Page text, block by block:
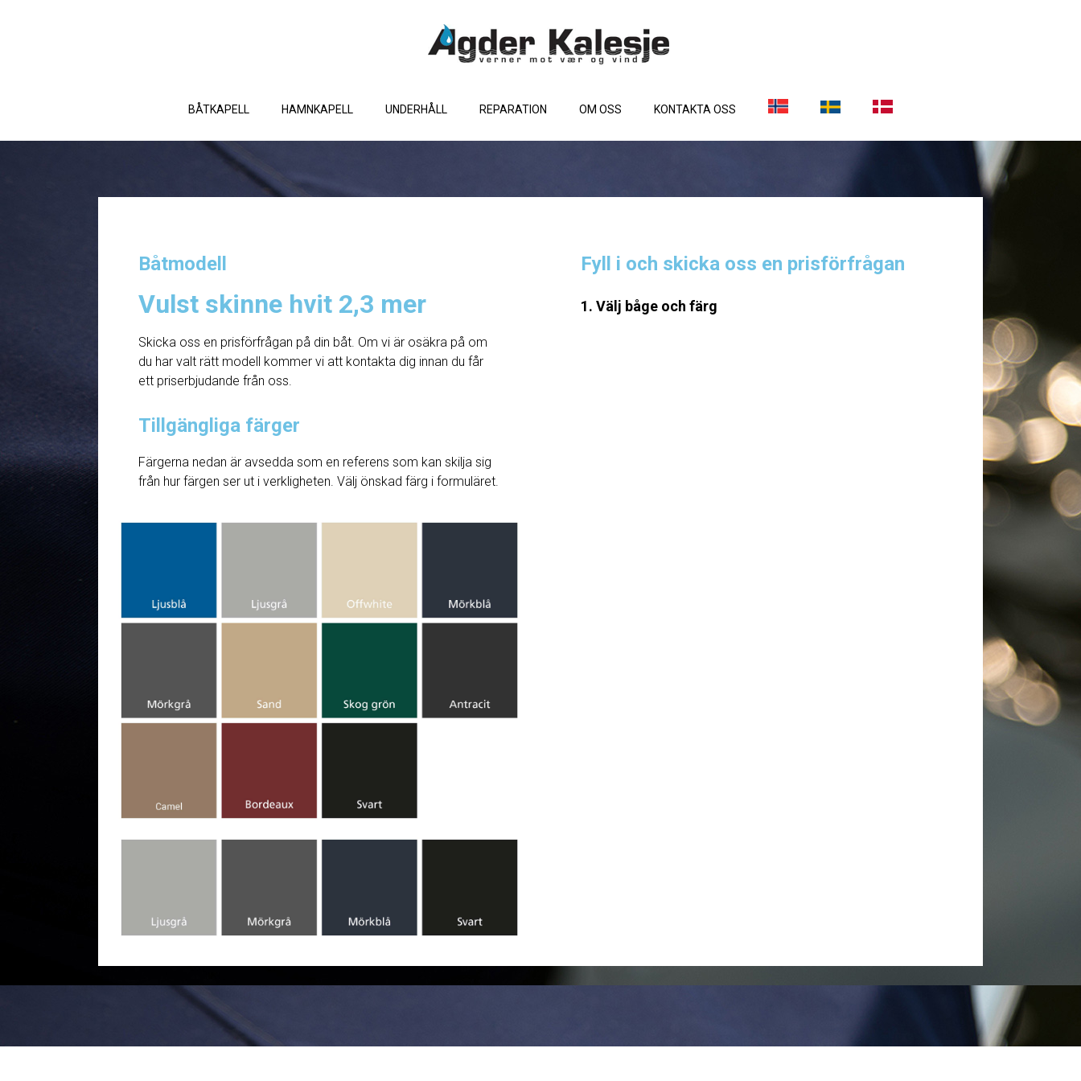
BÅTKAPELL HAMNKAPELL UNDERHÅLL REPARATION OM OSS KONTAKTA OSS
Båtmodell
Vulst skinne hvit 2,3 mer
Skicka oss en prisförfrågan på din båt. Om vi ​​är osäkra på om
du har valt rätt modell kommer vi att kontakta dig innan du får
ett priserbjudande från oss.
Tillgängliga färger
Färgerna nedan är avsedda som en referens som kan skilja sig
från hur färgen ser ut i verkligheten. Välj önskad färg i formuläret.
Fyll i och skicka oss en prisförfrågan
1. Välj båge och färg